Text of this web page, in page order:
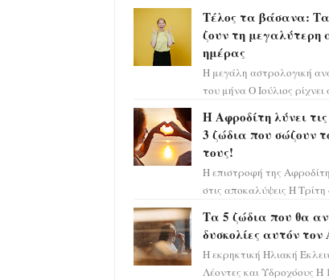
σκηνικό θυμίζει ταινία μυστηρίου ...
Τέλος τα βάσανα:
ζουν τη μεγαλύτερη
ημέρας
Η μεγάλη αστρολογική
του μήνα Ο Ιούλιος
περνάει στο ζώδιο τω...
Η Αφροδίτη λύνει
3 ζώδια που σώζουν
τους!
Η επιστροφή της
στις αποκαλύψεις Η
ορόσημο, καθώς η
Τα 5 ζώδια που θα
δυσκολίες αυτόν τον
Η εκρηκτική Ηλιακή
Λέοντες και Υδροχόους Η